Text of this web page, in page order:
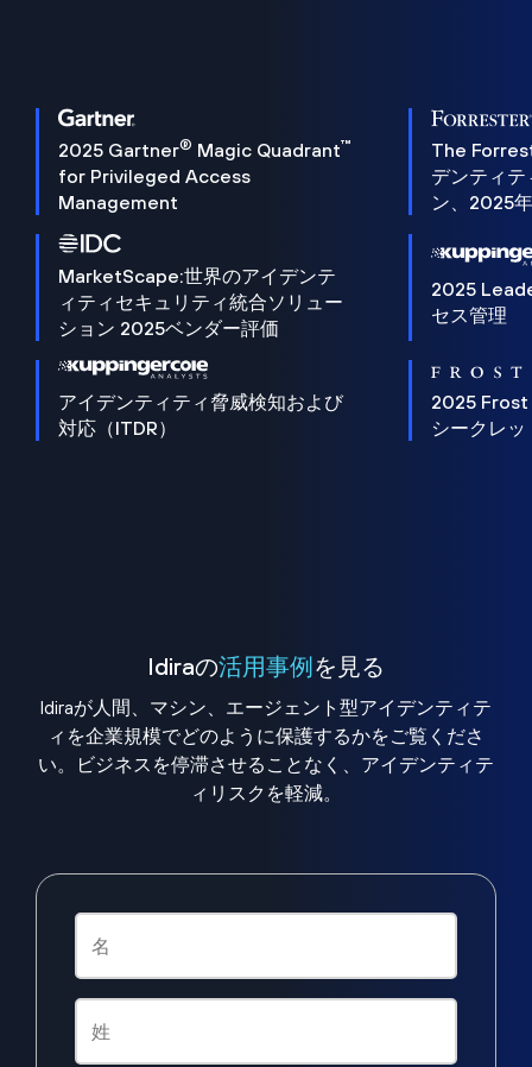
2025 Gartner® Magic Quadrant™
for Privileged Access
Management
The
デンティ
ン、2025
MarketScape:世界のアイデンテ
ィティセキュリティ統合ソリュー
ション 2025ベンダー評価
2025
セス管理
アイデンティティ脅威検知および
対応（ITDR）
2025 Frost
シークレッ
Idiraの活用事例を見る
Idiraが人間、マシン、エージェント型アイデンティテ
ィを企業規模でどのように保護するかをご覧くださ
い。ビジネスを停滞させることなく、アイデンティテ
ィリスクを軽減。